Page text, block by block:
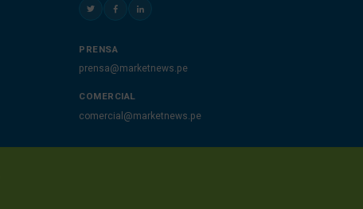
PRENSA
prensa@marketnews.pe
COMERCIAL
comercial@marketnews.pe